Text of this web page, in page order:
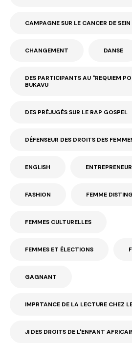
CAMPAGNE SUR LE CANCER DE SEIN
CHANGEMENT DANSE
DES PARTICIPANTS AU "REQUIEM
BUKAVU
DES PRÉJUGÉS SUR LE RAP GOSPEL
DÉFENSEUR DES DROITS DES
ENGLISH
FASHION FEMME
FEMMES CULTURELLES
FEMMES ET ÉLECTIONS
GAGNANT
IMPRTANCE DE LA LECTURE CHEZ
JI DES DROITS DE L'ENFANT